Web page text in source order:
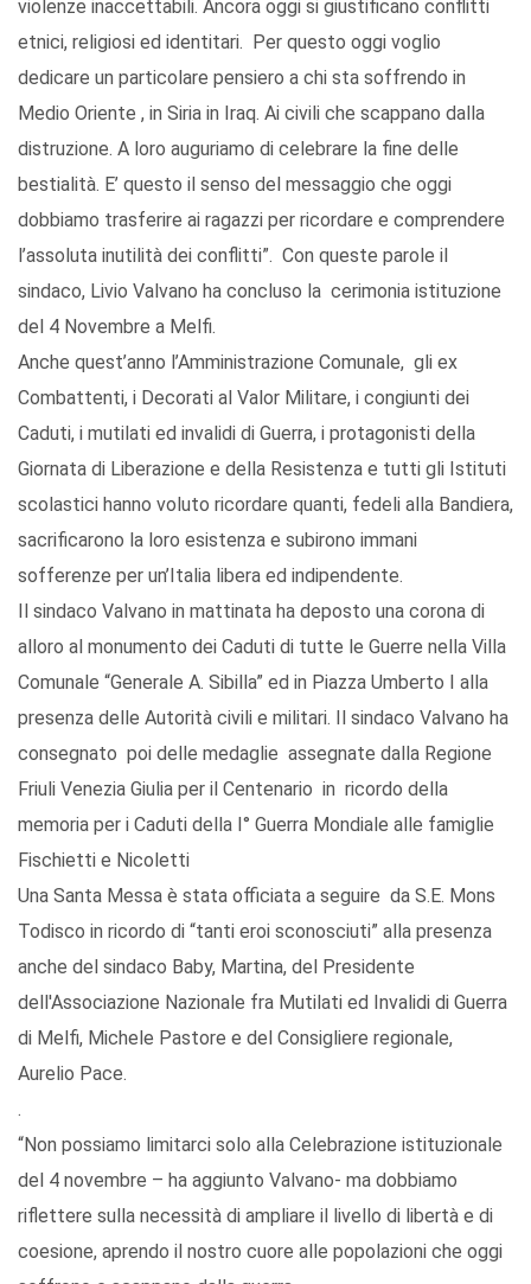
violenze inaccettabili. Ancora oggi si giustificano conflitti
etnici, religiosi ed identitari. Per questo oggi voglio
dedicare un particolare pensiero a chi sta soffrendo in
Medio Oriente , in Siria in Iraq. Ai civili che scappano dalla
distruzione. A loro auguriamo di celebrare la fine delle
bestialità. E’ questo il senso del messaggio che oggi
dobbiamo trasferire ai ragazzi per ricordare e comprendere
l’assoluta inutilità dei conflitti”. Con queste parole il
sindaco, Livio Valvano ha concluso la cerimonia istituzione
del 4 Novembre a Melfi.
Anche quest’anno l’Amministrazione Comunale, gli ex
Combattenti, i Decorati al Valor Militare, i congiunti dei
Caduti, i mutilati ed invalidi di Guerra, i protagonisti della
Giornata di Liberazione e della Resistenza e tutti gli Istituti
scolastici hanno voluto ricordare quanti, fedeli alla Bandiera,
sacrificarono la loro esistenza e subirono immani
sofferenze per un’Italia libera ed indipendente.
Il sindaco Valvano in mattinata ha deposto una corona di
alloro al monumento dei Caduti di tutte le Guerre nella Villa
Comunale “Generale A. Sibilla” ed in Piazza Umberto I alla
presenza delle Autorità civili e militari. Il sindaco Valvano ha
consegnato poi delle medaglie assegnate dalla Regione
Friuli Venezia Giulia per il Centenario in ricordo della
memoria per i Caduti della I° Guerra Mondiale alle famiglie
Fischietti e Nicoletti
Una Santa Messa è stata officiata a seguire da S.E. Mons
Todisco in ricordo di “tanti eroi sconosciuti” alla presenza
anche del sindaco Baby, Martina, del Presidente
dell'Associazione Nazionale fra Mutilati ed Invalidi di Guerra
di Melfi, Michele Pastore e del Consigliere regionale,
Aurelio Pace.
.
“Non possiamo limitarci solo alla Celebrazione istituzionale
del 4 novembre – ha aggiunto Valvano- ma dobbiamo
riflettere sulla necessità di ampliare il livello di libertà e di
coesione, aprendo il nostro cuore alle popolazioni che oggi